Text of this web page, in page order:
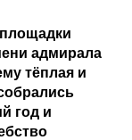
адмирала
тёплая и
год и